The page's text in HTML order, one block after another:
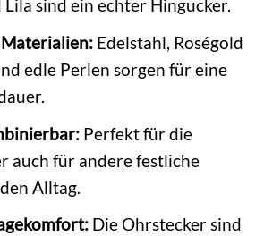
Lila sind ein echter Hingucker.
Edelstahl, Roségold
edle Perlen sorgen für eine
Perfekt für die
auch für andere festliche
Alltag.
Die Ohrstecker sind